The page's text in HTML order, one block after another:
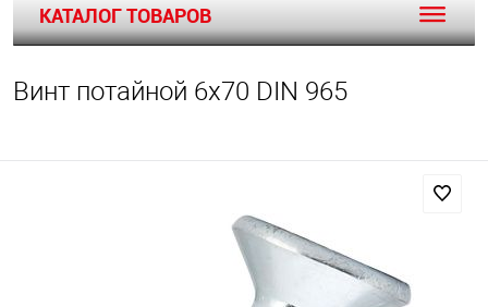
КАТАЛОГ ТОВАРОВ
Винт потайной 6х70 DIN 965